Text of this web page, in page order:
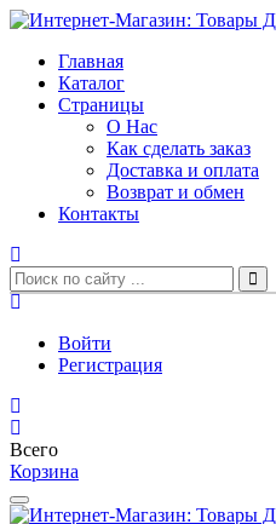
Главная
Каталог
Страницы
О Нас
Как сделать заказ
Доставка и оплата
Возврат и обмен
Контакты
Войти
Регистрация
Всего
Корзина